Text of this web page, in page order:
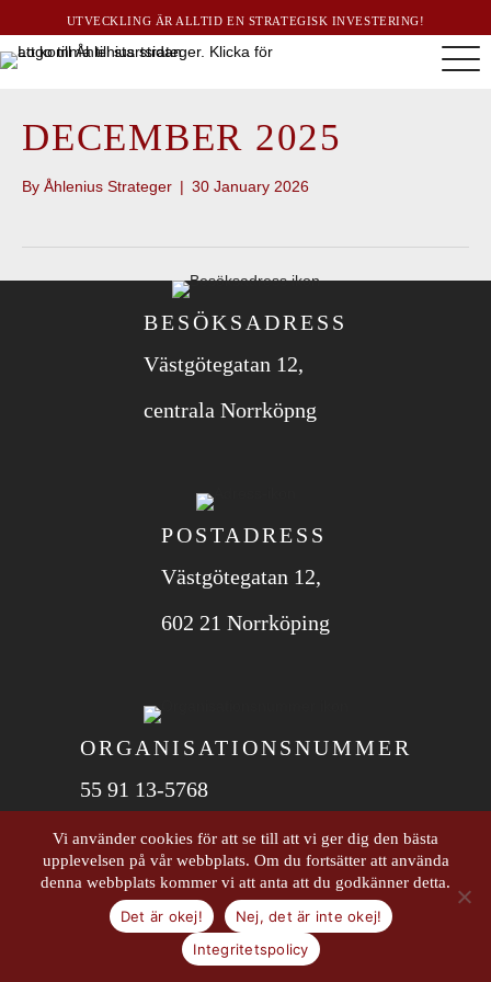
UTVECKLING ÄR ALLTID EN STRATEGISK INVESTERING!
DECEMBER 2025
By Åhlenius Strateger | 30 January 2026
BESÖKSADRESS
Västgötegatan 12,
centrala Norrköpng
POSTADRESS
Västgötegatan 12,
602 21 Norrköping
ORGANISATIONS­NUMMER
55 91 13-5768
© 2026 Dina strategiska företagsutvecklare i
mellansverige. All Rights Reserved.
Vi använder cookies för att se till att vi ger dig den bästa
upplevelsen på vår webbplats. Om du fortsätter att använda
denna webbplats kommer vi att anta att du godkänner detta.
Det är okej!
Nej, det är inte okej!
Integritetspolicy